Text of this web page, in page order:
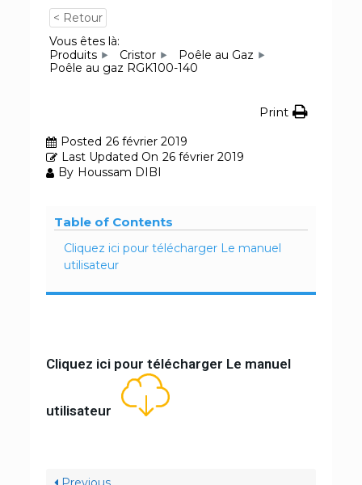
< Retour
Vous êtes là:
Produits
Cristor
Poêle au Gaz
Poêle au gaz RGK100-140
Print
Posted 26 février 2019
Last Updated On 26 février 2019
By Houssam DIBI
Table of Contents
Cliquez ici pour télécharger Le manuel
utilisateur
Cliquez ici pour télécharger Le manuel
utilisateur